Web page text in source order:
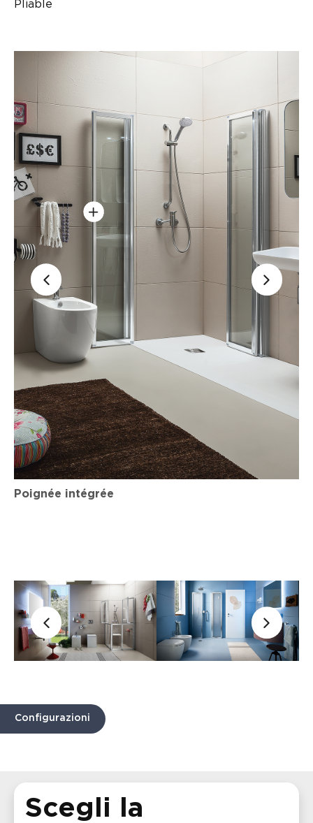
Pliable
Poignée intégrée
Configurazioni
Scegli la